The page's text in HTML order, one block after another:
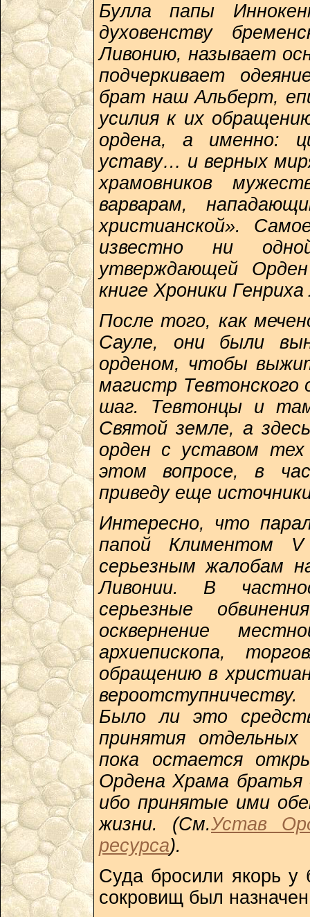
Булла папы
духовенству
Ливонию, называет
подчеркивает
брат наш Альберт,
усилия к их
ордена, а именно:
уставу… и верных
храмовников
варварам,
христианской».
известно ни
утверждающей
книге Хроники
После того, как
Сауле, они были
орденом, чтобы
магистр Тевтонского
шаг. Тевтонцы и
Святой земле, а
орден с уставом
этом вопросе, в
приведу еще
Интересно, что
папой Климентом
серьезным жалобам
Ливонии. В
серьезные
осквернение
архиепископа,
обращению в
Было ли это
принятия
пока остается
Ордена Храма братья
ибо принятые ими
жизни. (См.Устав
ресурса).
Суда бросили якорь у
сокровищ был